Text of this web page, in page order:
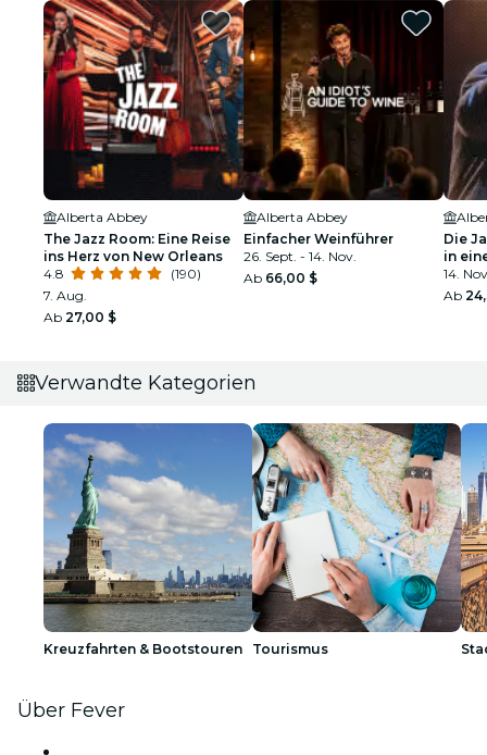
Alberta Abbey
The Jazz Room: Eine Reise
ins Herz von New Orleans
4.8
(190)
7. Aug.
Ab 27,00 $
Alberta Abbey
Einfacher Weinführer
26. Sept. - 14. Nov.
Ab 66,00 $
Die
in
14.
Ab
Verwandte Kategorien
Kreuzfahrten & Bootstouren Tourismus
Über Fever